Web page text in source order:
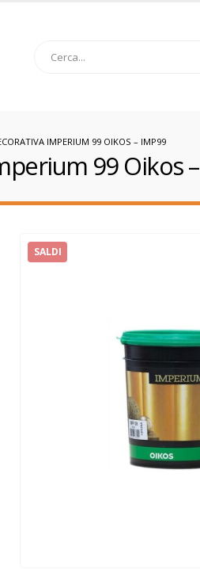
IMPERIUM 99 OIKOS – IMP99
99 Oikos
SALDI